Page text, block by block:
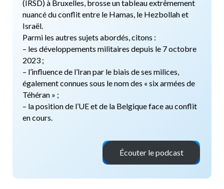
(IRSD) à Bruxelles, brosse un tableau extrêmement
nuancé du conflit entre le Hamas, le Hezbollah et
Israël.
Parmi les autres sujets abordés, citons :
– les développements militaires depuis le 7 octobre
2023 ;
– l’influence de l’Iran par le biais de ses milices,
également connues sous le nom des « six armées de
Téhéran » ;
– la position de l’UE et de la Belgique face au conflit
en cours.
Écouter le podcast